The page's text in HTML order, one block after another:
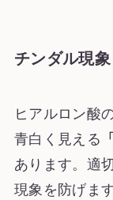
チンダル現象
ヒアルロン酸
青白く見える
あります。適
現象を防げま